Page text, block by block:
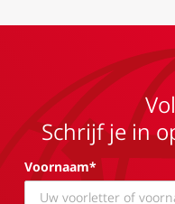
Schrijf je in
Voornaam*